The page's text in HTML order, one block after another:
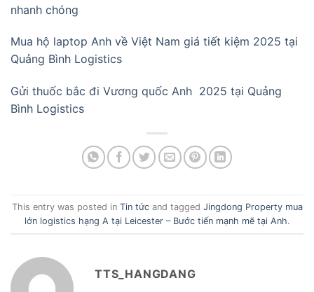
nhanh chóng
Mua hộ laptop Anh về Việt Nam giá tiết kiệm 2025 tại
Quảng Bình Logistics
Gửi thuốc bắc đi Vương quốc Anh 2025 tại Quảng
Bình Logistics
This entry was posted in Tin tứcand tagged Jingdong Property mua
lớn logistics hạng A tại Leicester – Bước tiến mạnh mẽ tại Anh.
TTS_HANGDANG